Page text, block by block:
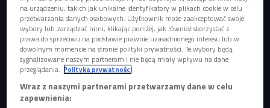
Młode są ciekawsie, starsze ugodowe
Hodowla krewetek nie jest zbyt wymagająca - wystarczy
zdobyć trochę wiedzy i przygotować odpowiednie
inwestycja, której koszt zaczyna się od 200 złotych. Do
na urządzeniu, takich jak unikalne identyfikatory w plikach cookie w celu
przetwarzania danych osobowych. Użytkownik może zaakceptować swoje
wybory lub zarządzać nimi, klikając poniżej, jak również skorzystać z
prawa do sprzeciwu na podstawie prawnie uzasadnionego interesu lub w
dowolnym momencie na stronie polityki prywatności. Te wybory będą
sygnalizowane naszym partnerom i nie będą miały wpływu na dane
przeglądania. Polityka prywatności
Wraz z naszymi partnerami przetwarzamy dane w celu
zapewnienia: